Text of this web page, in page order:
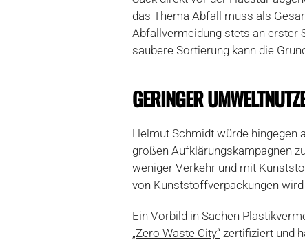
das Thema Abfall muss als
Abfallvermeidung stets an erster
saubere Sortierung kann die
GERINGER
Helmut Schmidt würde hingegen
großen Aufklärungskampagnen
weniger Verkehr und mit
von Kunststoffverpackungen
Ein Vorbild in Sachen
„Zero Waste City“ zertifiziert und